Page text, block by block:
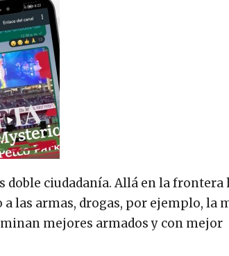
doble ciudadanía. Allá en la frontera
a las armas, drogas, por ejemplo, la
mejores armados y con mejor